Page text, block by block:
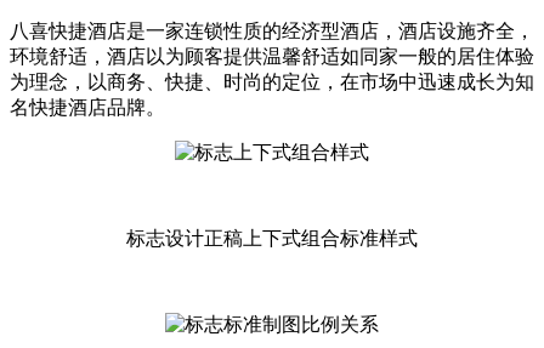
八喜快捷酒店是一家连锁性质的经济型酒店，酒店设施齐全，
环境舒适，酒店以为顾客提供温馨舒适如同家一般的居住体验
为理念，以商务、快捷、时尚的定位，在市场中迅速成长为知
名快捷酒店品牌。
标志设计正稿上下式组合标准样式